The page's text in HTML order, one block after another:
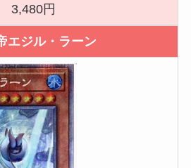
3,480円
エジル・ラーン